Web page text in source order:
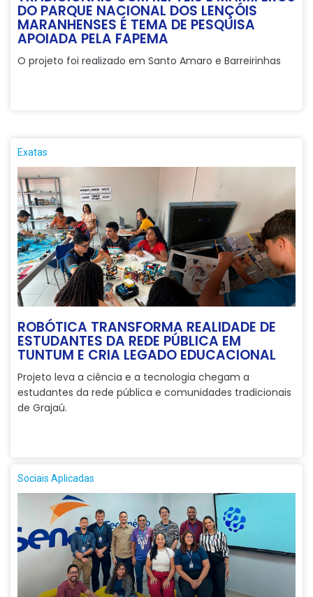
DO PARQUE NACIONAL DOS LENÇÓIS
MARANHENSES É TEMA DE PESQUISA
APOIADA PELA FAPEMA
O projeto foi realizado em Santo Amaro e Barreirinhas
Exatas
ROBÓTICA TRANSFORMA REALIDADE DE
ESTUDANTES DA REDE PÚBLICA EM
TUNTUM E CRIA LEGADO EDUCACIONAL
Projeto leva a ciência e a tecnologia chegam a
estudantes da rede pública e comunidades tradicionais
de Grajaú.
Sociais Aplicadas